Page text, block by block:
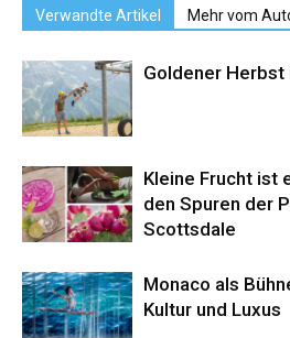
Verwandte Artikel Mehr vom
Goldener Herbst
Kleine Frucht ist
den Spuren der
Scottsdale
Monaco als
Kultur und Luxus